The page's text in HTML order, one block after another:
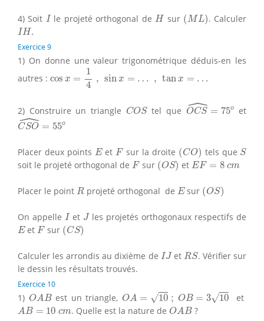
4) Soit I
Ile projeté orthogonal deH
H sur (ML)
(ML) . Calculer
IH.
IH.
Exercice 9
1) On donne une valeur trigonométrique déduis-en les
autres : cos x =
1
4
, sinx = … , tanx = …
cosx =14, sinx= …, tanx=…
2) Construire un triangle COS
COStel que ˆ
OCS = 75o
OCS^
et
ˆ
CSO = 55o
CSO^=55o
Placer deux points E
Eet F
F sur la droite (CO)
(CO) tels que S
S
soit le projeté orthogonal de F
Fsur (OS)
(OS) et EF = 8 cm
EF= m
Placer le point R
R projeté orthogonal de E
Esur (OS)
(OS)
On appelle I
Iet Jles projetés orthogonaux respectifs de
E
Eet F
F sur (CS)
(CS)
Calculer les arrondis au dixième de IJ
IJ et RS
RS. Vérifier sur
le dessin les résultats trouvés.
Exercice 10
1) OAB
OA B est un triangle, OA = √10 ; OB = 3√10
O A OB 310 et
AB = 10 cm
A B= 10cm . Quelle est la nature de OAB
OA B ?